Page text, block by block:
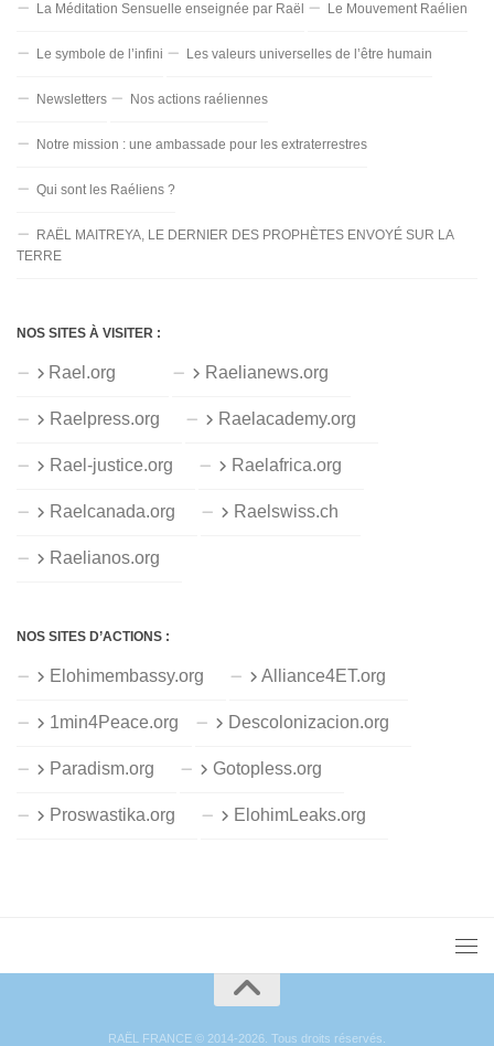
La Méditation Sensuelle enseignée par Raël Le Mouvement Raélien
Le symbole de l’infini Les valeurs universelles de l’être humain
Newsletters Nos actions raéliennes
Notre mission : une ambassade pour les extraterrestres
Qui sont les Raéliens ?
RAËL MAITREYA, LE DERNIER DES PROPHÈTES ENVOYÉ SUR LA
TERRE
NOS SITES À VISITER :
Rael.org Raelianews.org
Raelpress.org Raelacademy.org
Rael-justice.org Raelafrica.org
Raelcanada.org Raelswiss.ch
Raelianos.org
NOS SITES D’ACTIONS :
Elohimembassy.org Alliance4ET.org
1min4Peace.org Descolonizacion.org
Paradism.org Gotopless.org
Proswastika.org ElohimLeaks.org
RAËL FRANCE © 2014-2026. Tous droits réservés.